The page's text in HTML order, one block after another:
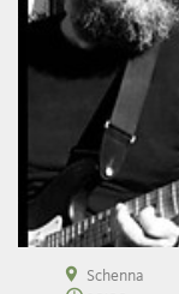
Schenna